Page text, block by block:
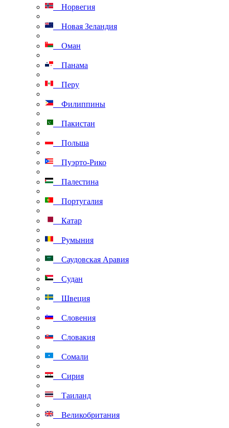
Норвегия
Новая Зеландия
Оман
Панама
Перу
Филиппины
Пакистан
Польша
Пуэрто-Рико
Палестина
Португалия
Катар
Румыния
Саудовская Аравия
Судан
Швеция
Словения
Словакия
Сомали
Сирия
Таиланд
Великобритания